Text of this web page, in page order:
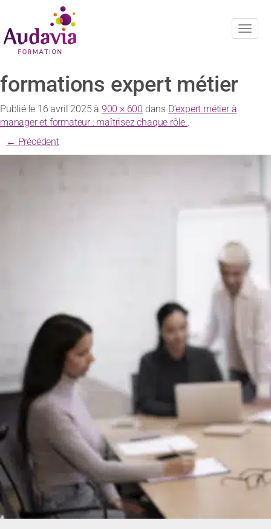
formations expert métier
Publié le 16 avril 2025 à 900 × 600 dans D’expert métier à
manager et formateur : maîtrisez chaque rôle..
← Précédent